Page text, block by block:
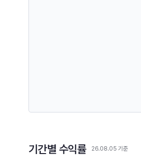
기간별 수익률 26.08.05 기준